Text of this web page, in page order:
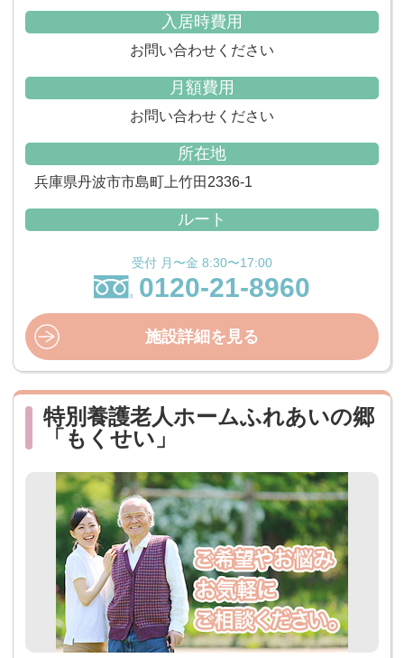
入居時費用
お問い合わせください
月額費用
お問い合わせください
所在地
兵庫県丹波市市島町上竹田2336-1
ルート
受付 月〜金 8:30〜17:00
0120-21-8960
施設詳細を見る
特別養護老人ホームふれあいの郷
「もくせい」